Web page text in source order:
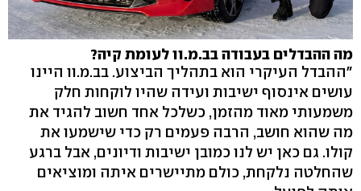
מה ההבדלים בעבודה בב.מ.וו לעומת קיה?
"ההבדל העיקרי הוא בתהליך הביצוע. בב.מ.וו היינו
עושים אינסוף ישיבות ועידה שהיו לוקחות חלק
משמעותי מאוד מהזמן, כשלכל אחד חשוב להגיד את
מה שהוא חושב, הרבה פעמים רק כדי שישמעו את
קולו. גם כאן יש לנו כמובן ישיבות ודיונים, אבל ברגע
שהחלטה נלקחת, כולם מתיישרים איתה ומוציאים